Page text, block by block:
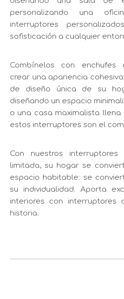
personalizando una
interruptores
sofisticación a cualquier
Combínelos con enchufes
crear una apariencia
de diseño única de su
diseñando un espacio
o una casa maximalista
estos interruptores son el
Con nuestros
limitada, su hogar se
espacio habitable: se
su individualidad. Aporta
interiores con interruptores
historia.